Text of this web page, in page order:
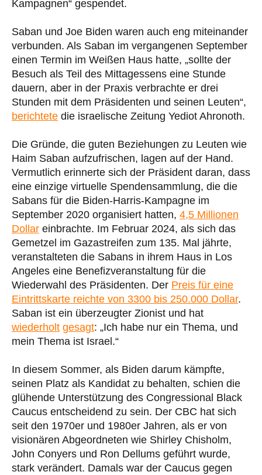
Kampagnen“ gespendet.
Saban und Joe Biden waren auch eng miteinander
verbunden. Als Saban im vergangenen September
einen Termin im Weißen Haus hatte, „sollte der
Besuch als Teil des Mittagessens eine Stunde
dauern, aber in der Praxis verbrachte er drei
Stunden mit dem Präsidenten und seinen Leuten“,
berichtete die israelische Zeitung Yediot Ahronoth.
Die Gründe, die guten Beziehungen zu Leuten wie
Haim Saban aufzufrischen, lagen auf der Hand.
Vermutlich erinnerte sich der Präsident daran, dass
eine einzige virtuelle Spendensammlung, die die
Sabans für die Biden-Harris-Kampagne im
September 2020 organisiert hatten, 4,5 Millionen
Dollar einbrachte. Im Februar 2024, als sich das
Gemetzel im Gazastreifen zum 135. Mal jährte,
veranstalteten die Sabans in ihrem Haus in Los
Angeles eine Benefizveranstaltung für die
Wiederwahl des Präsidenten. Der Preis für eine
Eintrittskarte reichte von 3300 bis 250.000 Dollar.
Saban ist ein überzeugter Zionist und hat
wiederholt gesagt: „Ich habe nur ein Thema, und
mein Thema ist Israel.“
In diesem Sommer, als Biden darum kämpfte,
seinen Platz als Kandidat zu behalten, schien die
glühende Unterstützung des Congressional Black
Caucus entscheidend zu sein. Der CBC hat sich
seit den 1970er und 1980er Jahren, als er von
visionären Abgeordneten wie Shirley Chisholm,
John Conyers und Ron Dellums geführt wurde,
stark verändert. Damals war der Caucus gegen